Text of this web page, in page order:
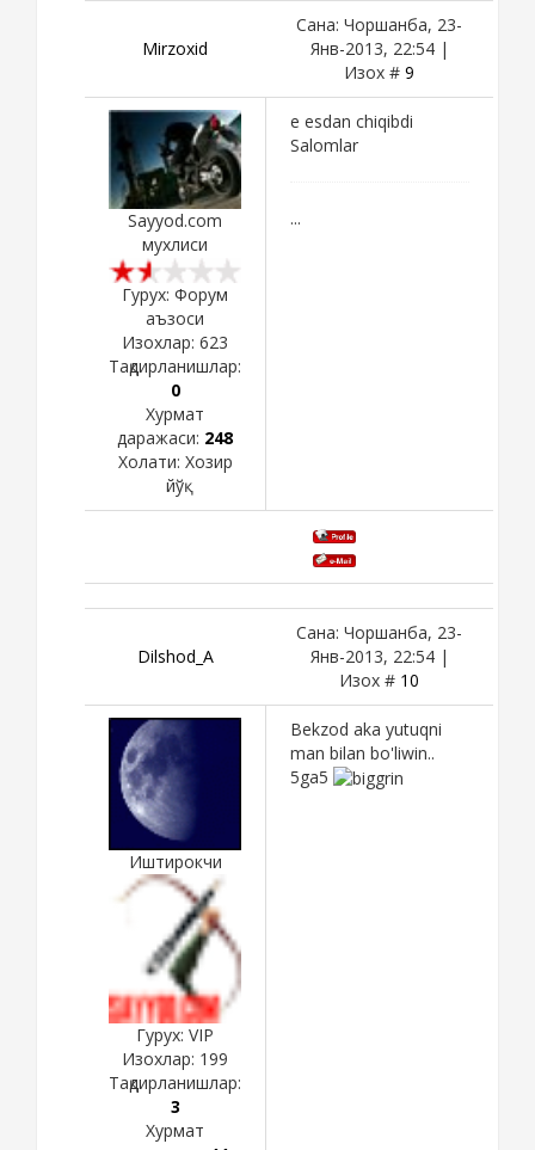
Mirzoxid
Сана: Чоршанба, 23-
Янв-2013, 22:54 |
Изох # 9
Sayyod.com
мухлиси
Гурух: Форум
аъзоси
Изохлар: 623
Тақдирланишлар:
0
Хурмат
даражаси: 248
Холати: Хозир
йўқ
e esdan chiqibdi
Salomlar
...
Dilshod_A
Сана: Чоршанба, 23-
Янв-2013, 22:54 |
Изох # 10
Иштирокчи
Гурух: VIP
Изохлар: 199
Тақдирланишлар:
3
Хурмат
Bekzod aka yutuqni
man bilan bo'liwin..
5ga5